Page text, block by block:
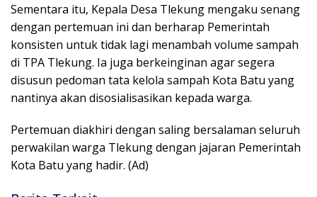
Sementara itu, Kepala Desa Tlekung mengaku senang
dengan pertemuan ini dan berharap Pemerintah
konsisten untuk tidak lagi menambah volume sampah
di TPA Tlekung. Ia juga berkeinginan agar segera
disusun pedoman tata kelola sampah Kota Batu yang
nantinya akan disosialisasikan kepada warga.
Pertemuan diakhiri dengan saling bersalaman seluruh
perwakilan warga Tlekung dengan jajaran Pemerintah
Kota Batu yang hadir. (Ad)